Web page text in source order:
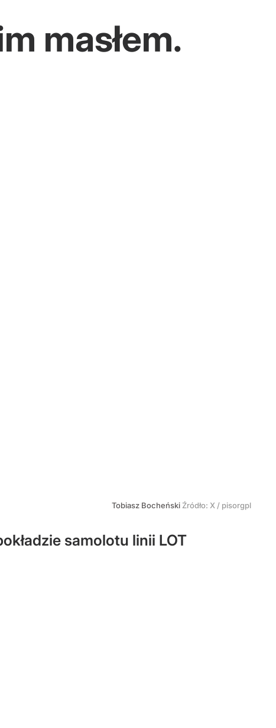
masłem.
Tobiasz Bocheński Źródło: X / pisorgpl
samolotu linii LOT